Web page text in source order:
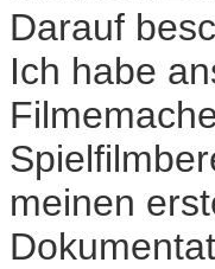
Darauf
Ich habe
meinen